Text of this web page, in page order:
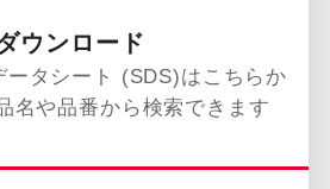
ウンロード
ータシート (SDS)はこちらか
名や品番から検索できます